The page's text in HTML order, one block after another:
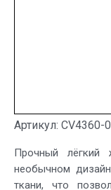
Артикул: CV4360-
Прочный лёгкий
необычном
ткани, что